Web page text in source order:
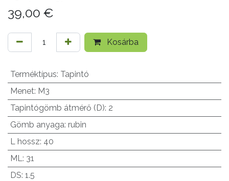
39,00 €
Kosárba
Terméktípus: Tapintó
Menet: M3
Tapintógömb átmérő (D): 2
Gömb anyaga: rubin
L hossz: 40
ML: 31
DS: 1.5